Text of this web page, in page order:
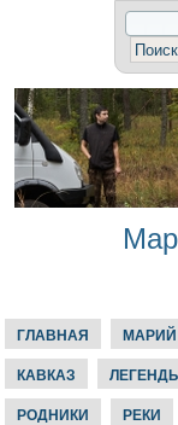
ГЛАВНАЯ МАРИЙ
КАВКАЗ ЛЕГЕНДЫ
РОДНИКИ РЕКИ